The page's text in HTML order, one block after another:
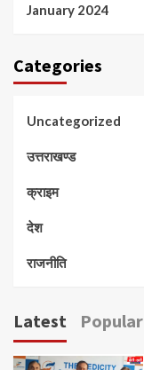
January 2024
Categories
Uncategorized
उत्तराखण्ड
क्राइम
देश
राजनीति
Latest Popular